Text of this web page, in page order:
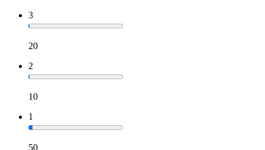
3
20
2
10
1
50